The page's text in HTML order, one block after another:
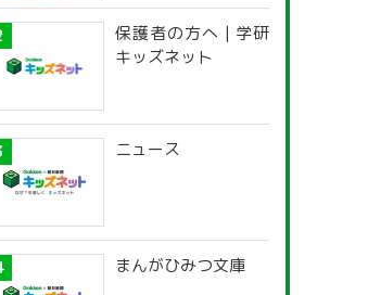
探究ガイド
保護者の方へ | 学研
キッズネット
ニュース
まんがひみつ文庫